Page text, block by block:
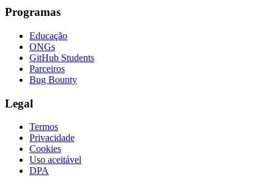
Programas
Educação
ONGs
GitHub Students
Parceiros
Bug Bounty
Legal
Termos
Privacidade
Cookies
Uso aceitável
DPA